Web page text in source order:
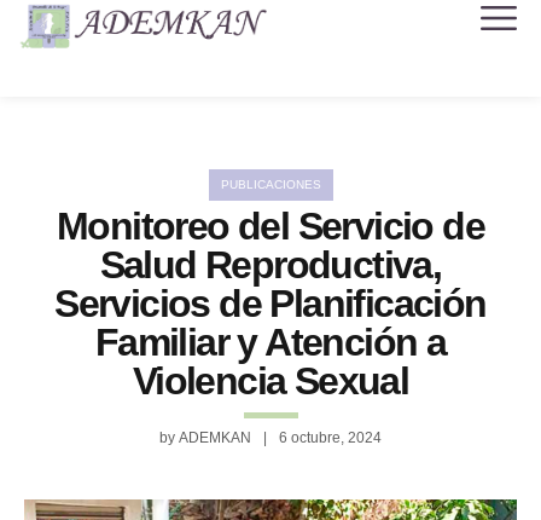
PUBLICACIONES
Monitoreo del Servicio de
Salud Reproductiva,
Servicios de Planificación
Familiar y Atención a
Violencia Sexual
by ADEMKAN 6 octubre, 2024